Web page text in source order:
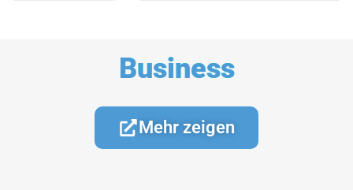
Business
Mehr zeigen